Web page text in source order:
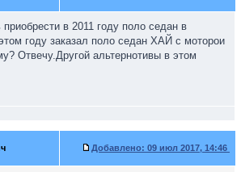
в 2011 году поло седан в
году заказал поло седан ХАЙ с моторои
Отвечу.Другой альтернотивы в этом
Добавлено: 09 июл 2017, 14:46